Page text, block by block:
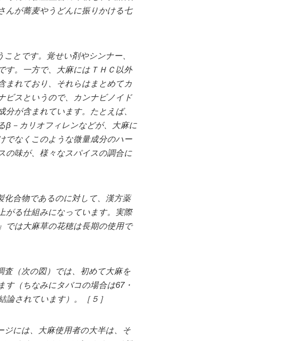
んが蕎麦やうどんに振りかける七
とです。覚せい剤やシンナー、
す。一方で、大麻にはＴＨＣ以外
まれており、それらはまとめてカ
ビスというので、カンナビノイド
が含まれています。たとえば、
β－カリオフィレンなどが、大麻に
でなくこのような微量成分のハー
の味が、様々なスパイスの調合に
化合物であるのに対して、漢方薬
がる仕組みになっています。実際
では大麻草の花穂は長期の使用で
査（次の図）では、初めて大麻を
（ちなみにタバコの場合は67・
論されています）。［５］
ジには、大麻使用者の大半は、そ